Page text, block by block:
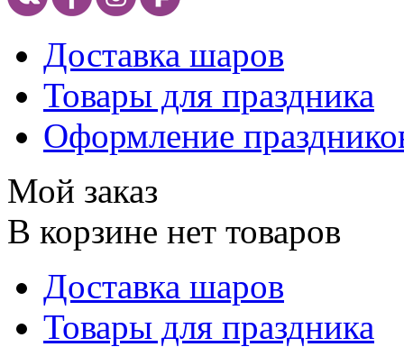
Доставка шаров
Товары для праздника
Оформление
Мой заказ
В корзине нет товаров
Доставка шаров
Товары для праздника